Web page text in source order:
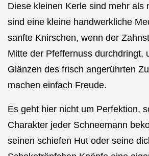
Diese kleinen Kerle sind mehr als
sind eine kleine handwerkliche
sanfte Knirschen, wenn der
Mitte der Pfeffernuss durchdringt,
Glänzen des frisch angerührten
machen einfach Freude.
Es geht hier nicht um Perfektion,
Charakter jeder Schneemann
seinen schiefen Hut oder seine